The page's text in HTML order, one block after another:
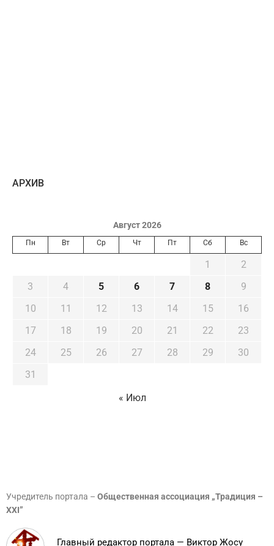
AРХИВ
Август 2026
Пн Вт Ср Чт Пт Сб Вс
1
2
3
4 5 6 7 8
9
10
11 12 13 14 15
16
17
18 19 20 21 22
23
24
25 26 27 28 29
30
31
« Июл
Учредитель портала – Общественная ассоциация „Традиция –
XXI”
Главный редактор портала — Виктор Жосу